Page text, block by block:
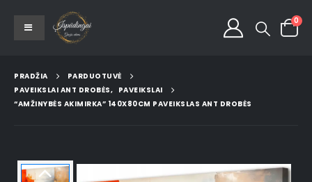
0
PRADŽIA
PARDUOTUVĖ
PAVEIKSLAI ANT DROBĖS, PAVEIKSLAI
“AMŽINYBĖS AKIMIRKA” 140X80CM PAVEIKSLAS ANT DROBĖS